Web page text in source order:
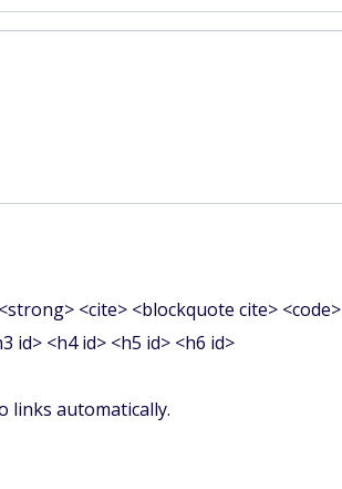
<cite> <blockquote cite>
id> <h4 id> <h5 id> <h6 id>
links automatically.